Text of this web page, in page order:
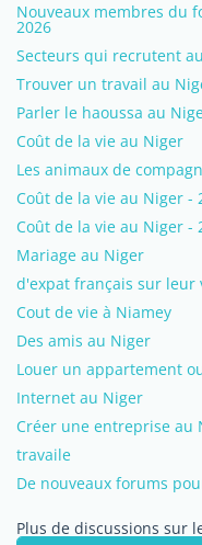
Nouveaux membres du
2026
Secteurs qui recrutent
Trouver un travail au
Parler le haoussa au
Coût de la vie au Niger
Les animaux de
Coût de la vie au Niger -
Coût de la vie au Niger -
Mariage au Niger
d'expat français sur leur
Cout de vie à Niamey
Des amis au Niger
Louer un appartement
Internet au Niger
Créer une entreprise au
travaile
De nouveaux forums
Plus de discussions sur